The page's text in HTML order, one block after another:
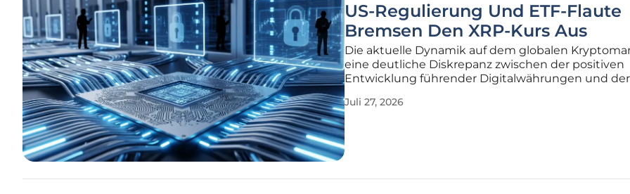
US-Regulierung Und ETF-Flaute
Bremsen Den XRP-Kurs Aus
Die aktuelle Dynamik auf dem globalen
eine deutliche Diskrepanz zwischen der positiven
Entwicklung führender Digitalwährungen und der
regulatorischer Hürden. Während Bitcoin und
Juli 27, 2026